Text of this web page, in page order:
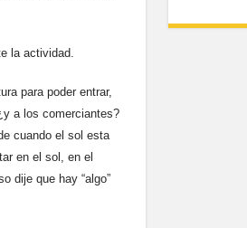
la actividad.
para poder entrar,
a los comerciantes?
cuando el sol esta
en el sol, en el
dije que hay “algo”